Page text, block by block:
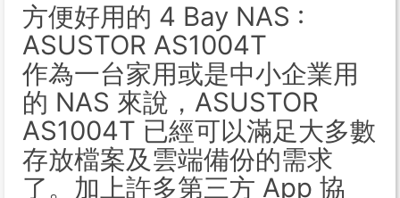
方便好用的 4 Bay NAS :
ASUSTOR AS1004T
作為一台家用或是中小企業用
的 NAS 來說，ASUSTOR
AS1004T 已經可以滿足大多數
存放檔案及雲端備份的需求
了。加上許多第三方 App 協